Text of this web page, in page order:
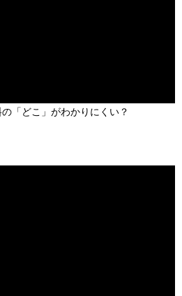
「どこ」がわかりにくい？